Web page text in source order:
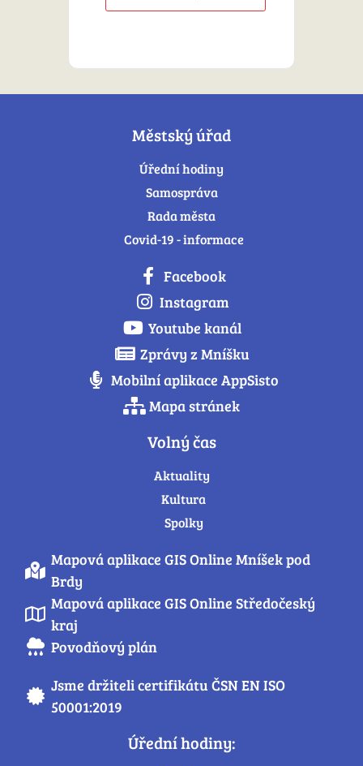
Městský úřad
Úřední hodiny
Samospráva
Rada města
Covid-19 - informace
Facebook
Instagram
Youtube kanál
Zprávy z Mníšku
Mobilní aplikace AppSisto
Mapa stránek
Volný čas
Aktuality
Kultura
Spolky
Mapová aplikace GIS Online Mníšek pod
Brdy
Mapová aplikace GIS Online Středočeský
kraj
Povodňový plán
Jsme držiteli certifikátu ČSN EN ISO
50001:2019
Úřední hodiny: